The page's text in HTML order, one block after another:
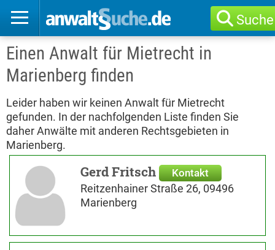
Suche
Einen Anwalt für Mietrecht in
Marienberg finden
Leider haben wir keinen Anwalt für Mietrecht
gefunden. In der nachfolgenden Liste finden Sie
daher Anwälte mit anderen Rechtsgebieten in
Marienberg.
Gerd Fritsch Kontakt
Reitzenhainer Straße 26, 09496
Marienberg